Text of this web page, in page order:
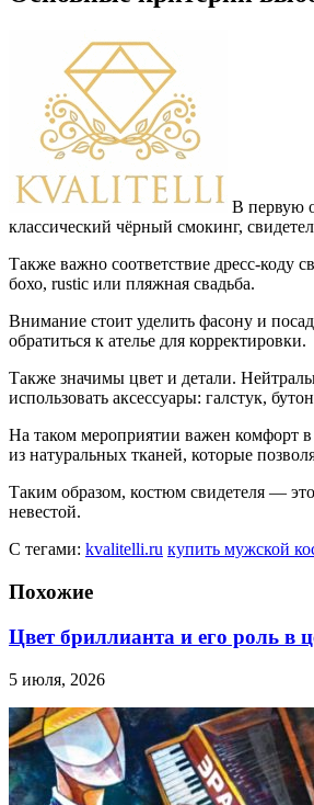
В первую
классический чёрный смокинг,
Также важно соответствие дресс-коду
бохо, rustic или пляжная свадьба.
Внимание стоит уделить фасону и
обратиться к ателье для корректировки.
Также значимы цвет и детали.
использовать аксессуары: галстук,
На таком мероприятии важен комфорт
из натуральных тканей, которые
Таким образом, костюм свидетеля —
невестой.
С тегами: kvalitelli.ru купить мужской
Похожие
Цвет бриллианта и его роль в
5 июля, 2026